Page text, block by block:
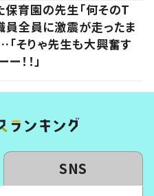
育園の先生「何そのT
員全員に激震が走ったま
そりゃ先生も大興奮す
！！」
SNS